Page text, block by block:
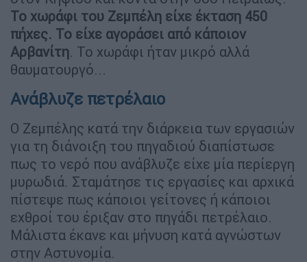
Το χωράφι του Ζεμπέλη είχε έκταση 450
πήχες. Το είχε αγοράσει από κάποιον
Αρβανίτη. Το χωράφι ήταν μικρό αλλά
θαυματουργό...
Ανάβλυζε πετρέλαιο
Ο Ζεμπέλης κατά την διάρκεια των εργασιών
για τη διάνοιξη του πηγαδιού διαπίστωσε
πως το νερό που ανάβλυζε είχε μία περίεργη
μυρωδιά. Σταμάτησε τις εργασίες και αρχικά
πίστεψε πως κάποιοι γείτονες ή κάποιοι
εχθροί του έριξαν στο πηγάδι πετρέλαιο.
Μάλιστα έκανε και μήνυση κατά αγνώστων
στην Αστυνομία.